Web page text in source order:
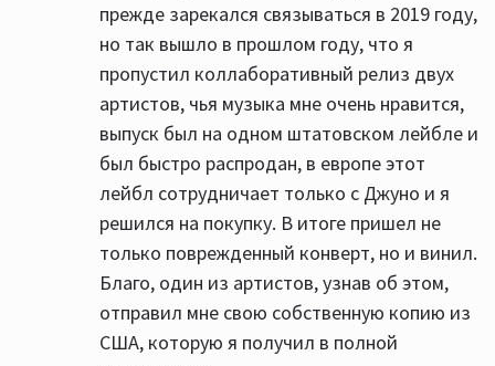
прежде зарекался связываться в 2019 году,
но так вышло в прошлом году, что я
пропустил коллаборативный релиз двух
артистов, чья музыка мне очень нравится,
выпуск был на одном штатовском лейбле и
был быстро распродан, в европе этот
лейбл сотрудничает только с Джуно и я
решился на покупку. В итоге пришел не
только поврежденный конверт, но и винил.
Благо, один из артистов, узнав об этом,
отправил мне свою собственную копию из
США, которую я получил в полной